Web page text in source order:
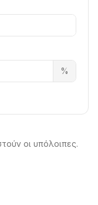
%
οι υπόλοιπες.